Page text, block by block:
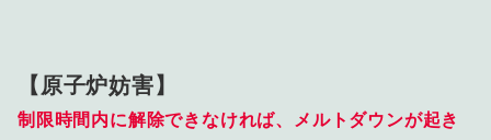
【原子炉妨害】
制限時間内に解除できなければ、メルトダウンが起き